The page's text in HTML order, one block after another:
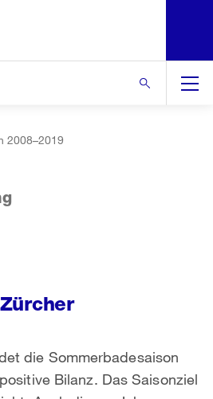
2008–2019
die Sommerbadesaison
Bilanz. Das Saisonziel